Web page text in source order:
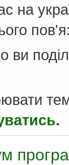
на
ви
.